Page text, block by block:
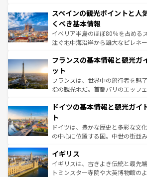
ろん、トスカーナの美しい田園風
景など、自然景観も見逃せない。
ピザやパスタなど、絶品のイタリ
できる。朝目覚めてから夜眠るま
なお、新着のイタリア情報はコン
しい。
スペインの観光ポイントと人
くべき基本情報
イベリア半島のほぼ80％を占める
注ぐ地中海沿岸から雄大なピレネ
文化が根付くこの国では、情熱的
れる闘牛、そして美味しいタパス
る。首都マドリードの洗練された
アートに溢れた街角から、地方で
せる。地方によって風土や気候が
ンテンツ一覧 を参照してほしい。
フランスの基本情報と観光ガ
ット
フランスは、世界中の旅行者を魅
指の観光地だ。首都パリのエッフ
で、幅広い魅力が詰まっている。
聖堂、美しいビーチ、そして豊か
から魅了する。また、フランスは
れ、フランス料理はユネスコ無形
香り高いラベンダー畑など、多彩
らに、パリ以外の地域にも魅力が
も豊かな歴史と文化が息づいてい
ドイツの基本情報と観光ガイ
ト
ドイツは、豊かな歴史と多彩な文
の中心に位置する国。中世の街並
顔を持つこの国は、どこを歩いて
ルリンの文化的活気、バイエルン
してライン川沿いのワイン畑とい
イギリス
イギリスは、古きよき伝統と最先
トミンスター寺院や大英博物館の